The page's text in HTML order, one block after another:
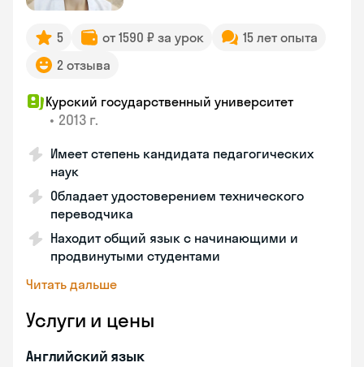
5 от 1590 ₽ за урок
15 лет опыта
2 отзыва
Курский государственный университет
• 2013 г.
Имеет степень кандидата педагогических
наук
Обладает удостоверением технического
переводчика
Находит общий язык с начинающими и
продвинутыми студентами
Читать дальше
Услуги и цены
Английский язык